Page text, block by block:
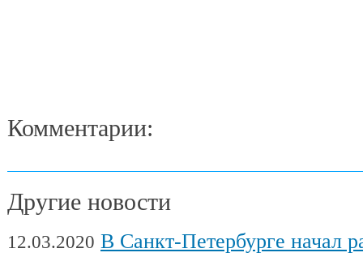
Комментарии:
Другие новости
12.03.2020 В Санкт-Петербурге начал работу